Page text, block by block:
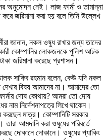
নেই। লাজ ফার্মা ও তামান্না
করে জরিমানা করা হয় বলে তিনি উল্লেখ
জানান, নকল ওষুধ রাখার জন্য তাদের
কোম্পানির লোকজনকে পুলিশ আটক
জরিমানা করেছে প্রশাসন।
সাকিব রহমান বলেন, কেউ যদি নকল
দেখার বিষয় আমাদের না। আমাদের তো
দোষ কোথায়? আমরা তো দোষ
নাম নির্দেশনাপত্রে লিখে থাকেন।
করছেন মাত্র। কোম্পানিটি সরকার
আমদানি করা ওষুধের পরিবর্তে
দোকানে দোকানে। ওষুধের প্যাকিং